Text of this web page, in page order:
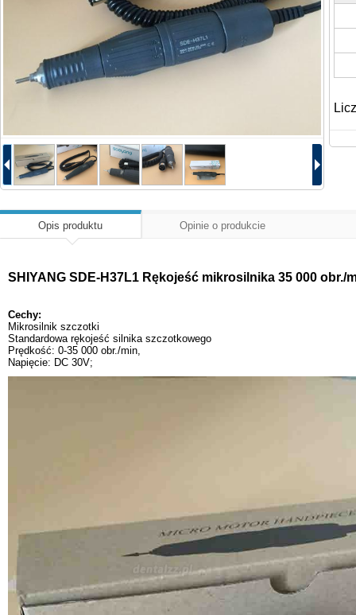
Opis produktu Opinie o produkcie
SHIYANG SDE-H37L1 Rękojeść mikrosilnika 35 000
Cechy:
Mikrosilnik szczotki
Standardowa rękojeść silnika szczotkowego
Prędkość: 0-35 000 obr./min,
Napięcie: DC 30V;